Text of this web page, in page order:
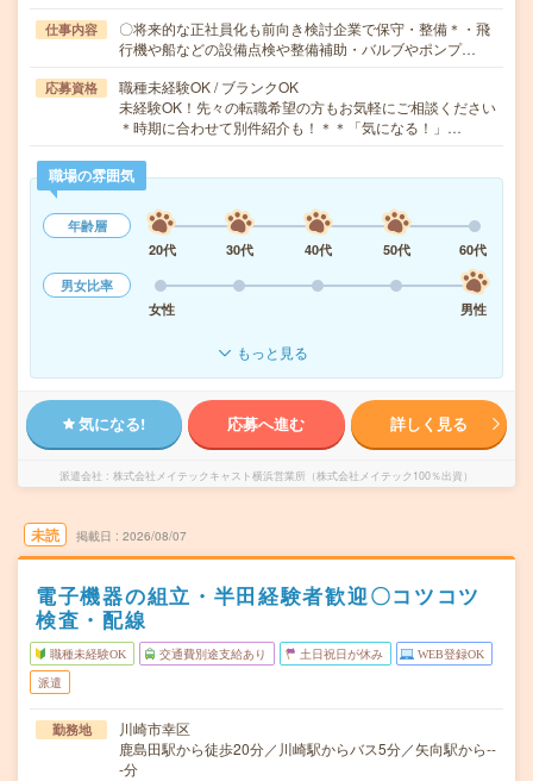
仕事内容
〇将来的な正社員化も前向き検討企業で保守・整備＊・飛
行機や船などの設備点検や整備補助・バルブやポンプ…
応募資格
職種未経験OK / ブランクOK
未経験OK！先々の転職希望の方もお気軽にご相談ください
＊時期に合わせて別件紹介も！＊＊「気になる！」…
職場の雰囲気
年齢層
20代
30代 40代 50代
60代
男女比率
女性
男性
もっと見る
気になる! 応募へ進む 詳しく見る
派遣会社 株式会社メイテックキャスト横浜営業所（株式会社メイテック100％出資）
未読 掲載日 2026/08/07
電子機器の組立・半田経験者歓迎〇コツコツ
検査・配線
職種未経験OK 交通費別途支給あり 土日祝日が休み WEB登録OK
派遣
勤務地
川崎市幸区
鹿島田駅から徒歩20分／川崎駅からバス5分／矢向駅から--
-分